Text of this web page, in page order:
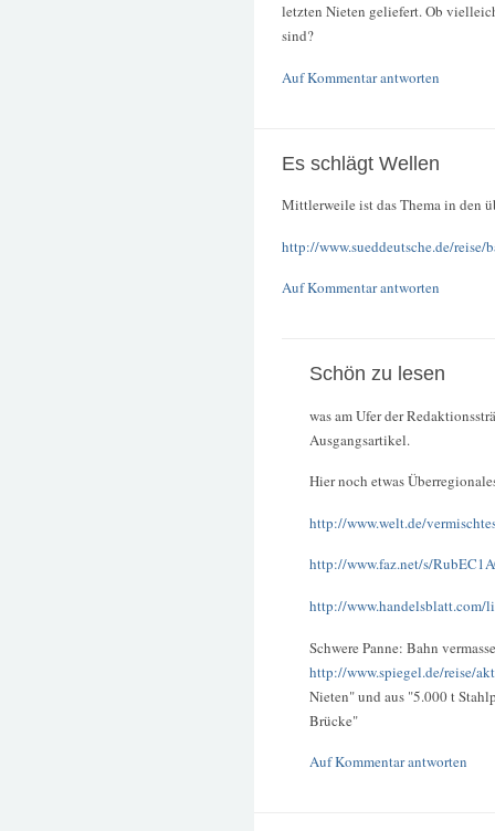
letzten Nieten geliefert. Ob
sind?
Auf Kommentar antworten
Es schlägt Wellen
Mittlerweile ist das Thema in den
http://www.sueddeutsche.de/reise/
Auf Kommentar antworten
Schön zu lesen
was am Ufer der
Ausgangsartikel.
Hier noch etwas
http://www.welt.de/
http://www.faz.net/s/
http://www.handelsblatt.com/
Schwere Panne: Bahn
http://www.spiegel.de/reise/
Nieten" und aus "5.000 t
Brücke"
Auf Kommentar antworten